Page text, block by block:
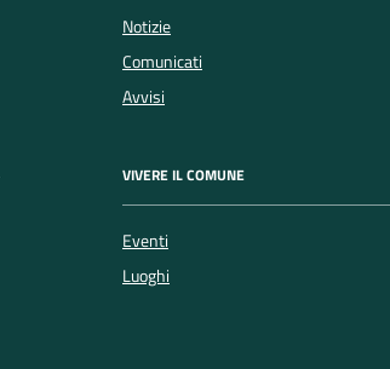
Notizie
Comunicati
Avvisi
VIVERE IL COMUNE
Eventi
Luoghi